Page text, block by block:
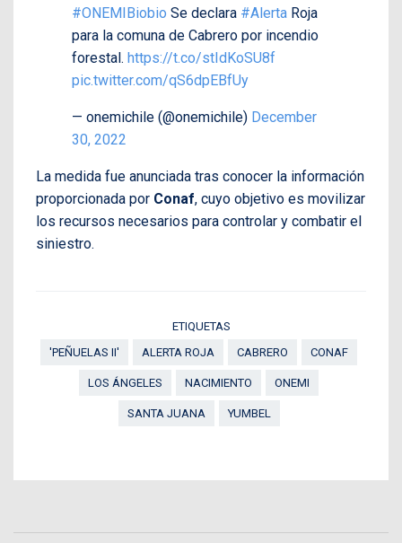
#ONEMIBiobio Se declara #Alerta Roja
para la comuna de Cabrero por incendio
forestal. https://t.co/stIdKoSU8f
pic.twitter.com/qS6dpEBfUy
— onemichile (@onemichile) December
30, 2022
La medida fue anunciada tras conocer la información
proporcionada por Conaf, cuyo objetivo es movilizar
los recursos necesarios para controlar y combatir el
siniestro.
ETIQUETAS
'PEÑUELAS II'
ALERTA ROJA CABRERO CONAF
LOS ÁNGELES NACIMIENTO ONEMI
SANTA JUANA YUMBEL